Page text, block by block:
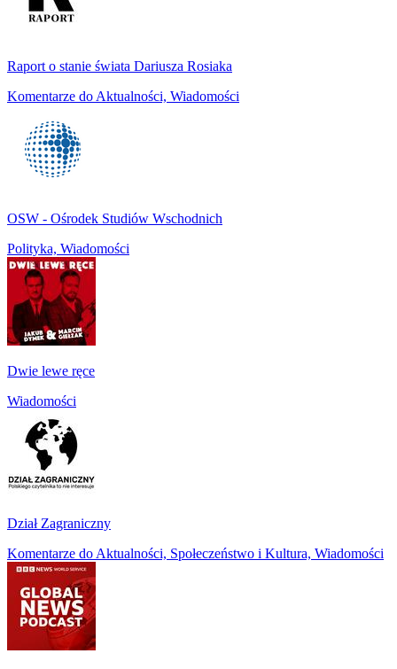
Raport o stanie świata Dariusza Rosiaka
Komentarze do Aktualności, Wiadomości
OSW - Ośrodek Studiów Wschodnich
Polityka, Wiadomości
Dwie lewe ręce
Wiadomości
Dział Zagraniczny
Komentarze do Aktualności, Społeczeństwo i Kultura, Wiadomości